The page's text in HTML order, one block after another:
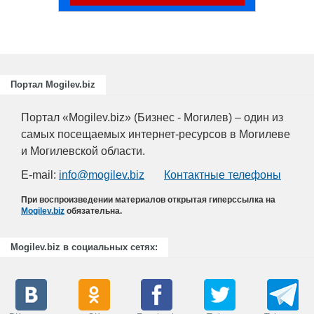
Портал Mogilev.biz
Портал «Mogilev.biz» (Бизнес - Могилев) – один из
самых посещаемых интернет-ресурсов в Могилеве
и Могилевской области.
E-mail: info@mogilev.biz Контактные телефоны
При воспроизведении материалов открытая гиперссылка на
Mogilev.biz обязательна.
Mogilev.biz в социальных сетях: